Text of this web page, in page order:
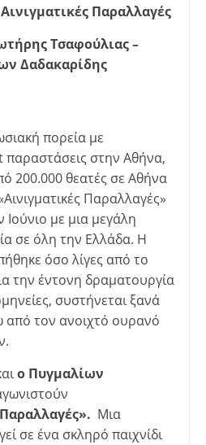
Αινιγματικές Παραλλαγές
Τσαφούλιας –
Δαδακαρίδης
πορεία με
παραστάσεις στην Αθήνα,
200.000 θεατές σε Αθήνα
Παραλλαγές»
με μια μεγάλη
σε όλη την Ελλάδα. Η
όσο λίγες από το
την έντονη δραματουργία
συστήνεται ξανά
από τον ανοιχτό ουρανό
ο Πυγμαλίων
Μια
σε ένα σκληρό παιχνίδι